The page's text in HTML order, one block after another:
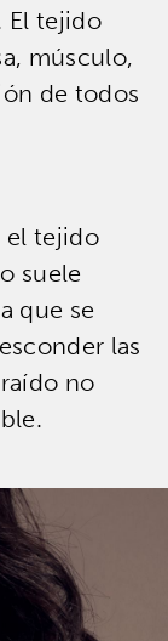
El tejido
músculo,
de todos
el tejido
suele
que se
las
no